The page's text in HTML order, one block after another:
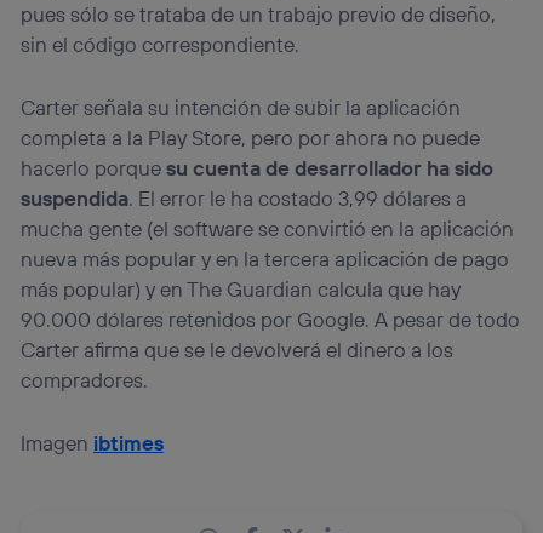
pues sólo se trataba de un trabajo previo de diseño,
sin el código correspondiente.
Carter señala su intención de subir la aplicación
completa a la Play Store, pero por ahora no puede
hacerlo porquesu cuenta de desarrollador ha sido
suspendida. El error le ha costado 3,99 dólares a
mucha gente (el software se convirtió en la aplicación
nueva más popular y en la tercera aplicación de pago
más popular) y en The Guardian calcula que hay
90.000 dólares retenidos por Google. A pesar de todo
Carter afirma que se le devolverá el dinero a los
compradores.
Imagen ibtimes